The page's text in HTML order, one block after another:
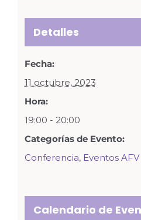
Detalles
Fecha:
11 octubre, 2023
Hora:
19:00 - 20:00
Categorías de Evento:
Conferencia, Eventos AFV
Calendario de